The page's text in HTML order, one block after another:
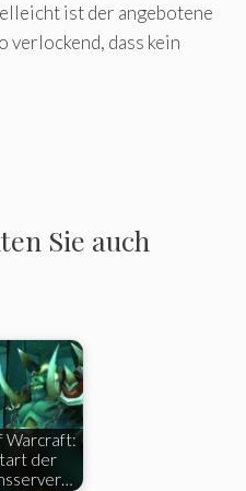
ist der angebotene
verlockend, dass kein
Sie auch
Warcraft:
der